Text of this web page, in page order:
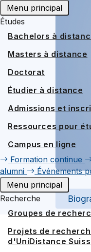
Menu principal
Études
Bachelors à
Masters à distance
Doctorat
Étudier à distance
Admissions et
Ressources pour
Campus en ligne
Formation continue
alumni
Événements
Menu principal
Recherche
Groupes de
Projets de
d'UniDistance